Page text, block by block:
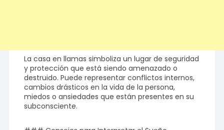
La casa en llamas simboliza un lugar de seguridad
y protección que está siendo amenazado o
destruido. Puede representar conflictos internos,
cambios drásticos en la vida de la persona,
miedos o ansiedades que están presentes en su
subconsciente.